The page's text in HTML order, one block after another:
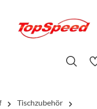
Tischzubehör